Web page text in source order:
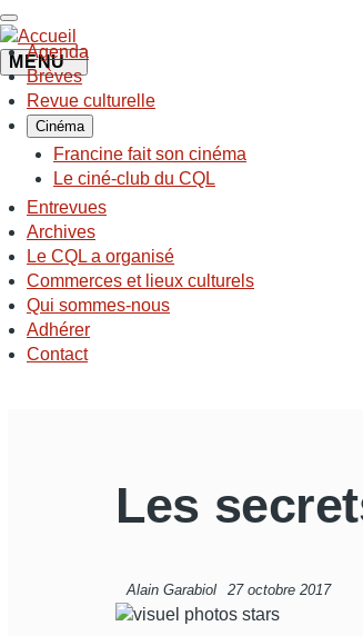
Aller
au
contenu
principal
MENU
NAVIGATION
PRINCIPALE
Agenda
Brèves
Revue culturelle
Cinéma
Francine fait son cinéma
Le ciné-club du CQL
Entrevues
Archives
Le CQL a organisé
Commerces et lieux culturels
Qui sommes-nous
Adhérer
Contact
Les
Alain Garabiol 27 octobre 2017